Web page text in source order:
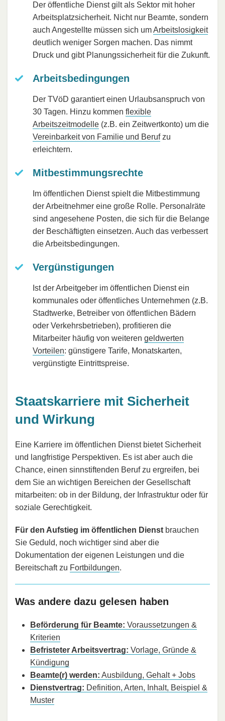
Der öffentliche Dienst gilt als Sektor mit hoher
Arbeitsplatzsicherheit. Nicht nur Beamte, sondern
auch Angestellte müssen sich umArbeitslosigkeit
deutlich weniger Sorgen machen. Das nimmt
Druck und gibt Planungssicherheit für die Zukunft.
Arbeitsbedingungen
Der TVöD garantiert einen Urlaubsanspruch von
30 Tagen. Hinzu kommen flexible
Arbeitszeitmodelle (z.B. ein Zeitwertkonto) um die
Vereinbarkeit von Familie und Berufzu
erleichtern.
Mitbestimmungsrechte
Im öffentlichen Dienst spielt die Mitbestimmung
der Arbeitnehmer eine große Rolle. Personalräte
sind angesehene Posten, die sich für die Belange
der Beschäftigten einsetzen. Auch das verbessert
die Arbeitsbedingungen.
Vergünstigungen
Ist der Arbeitgeber im öffentlichen Dienst ein
kommunales oder öffentliches Unternehmen (z.B.
Stadtwerke, Betreiber von öffentlichen Bädern
oder Verkehrsbetrieben), profitieren die
Mitarbeiter häufig von weiteren geldwerten
Vorteilen: günstigere Tarife, Monatskarten,
vergünstigte Eintrittspreise.
Staatskarriere mit Sicherheit
und Wirkung
Eine Karriere im öffentlichen Dienst bietet Sicherheit
und langfristige Perspektiven. Es ist aber auch die
Chance, einen sinnstiftenden Beruf zu ergreifen, bei
dem Sie an wichtigen Bereichen der Gesellschaft
mitarbeiten: ob in der Bildung, der Infrastruktur oder für
soziale Gerechtigkeit.
Für den Aufstieg im öffentlichen Dienst brauchen
Sie Geduld, noch wichtiger sind aber die
Dokumentation der eigenen Leistungen und die
Bereitschaft zu Fortbildungen.
Was andere dazu gelesen haben
Beförderung für Beamte: Voraussetzungen &
Kriterien
Befristeter Arbeitsvertrag: Vorlage, Gründe &
Kündigung
Beamte(r) werden: Ausbildung, Gehalt + Jobs
Dienstvertrag: Definition, Arten, Inhalt, Beispiel &
Muster